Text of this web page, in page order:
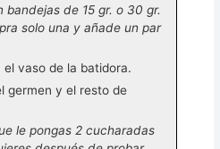
bandejas de 15 gr. o 30 gr.
solo una y añade un par
el vaso de la batidora.
germen y el resto de
le pongas 2 cucharadas